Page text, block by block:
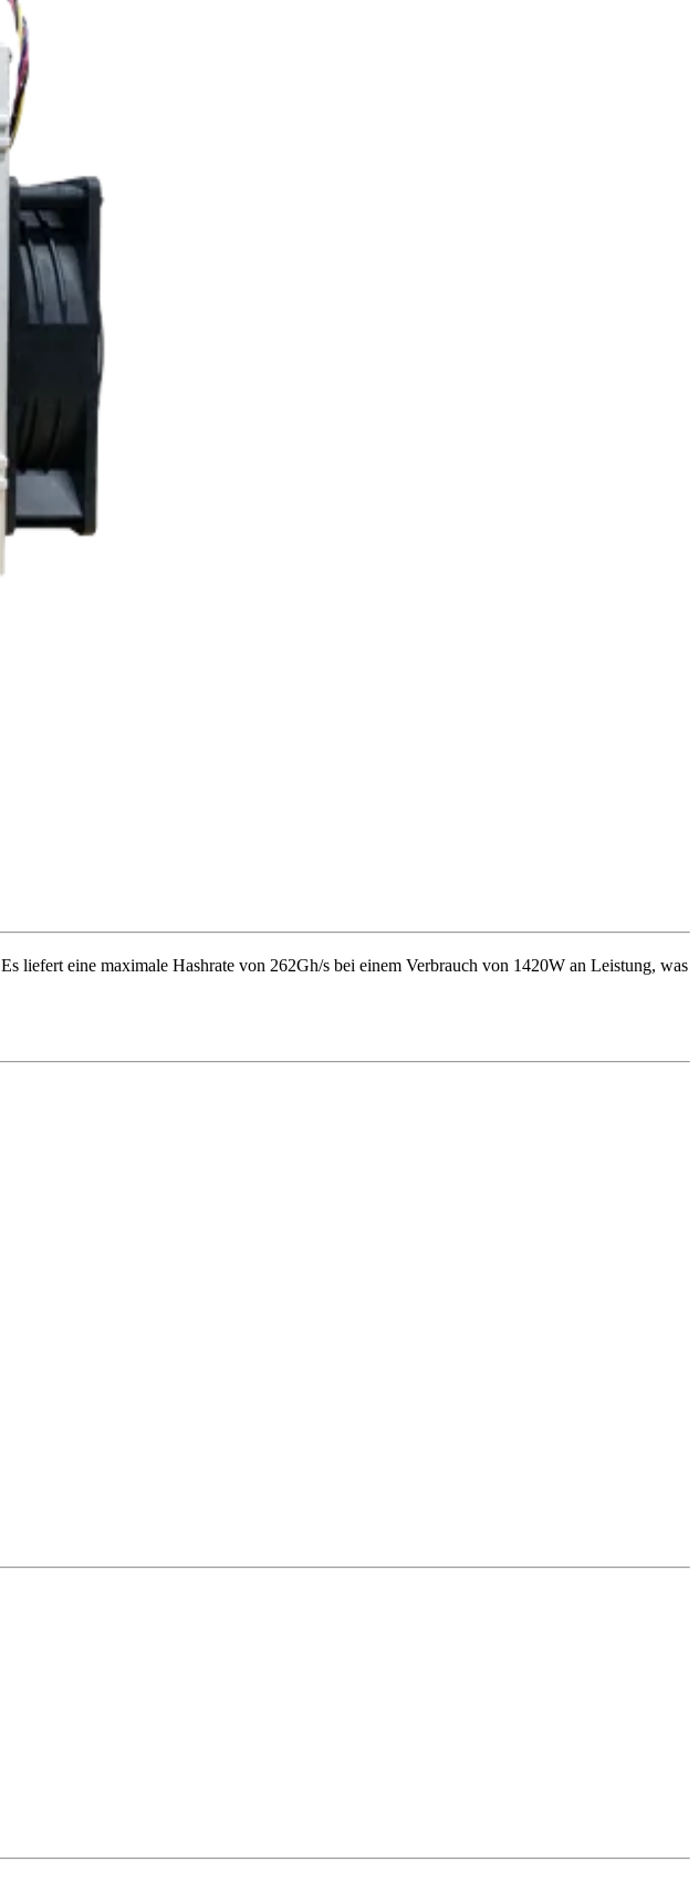
Es liefert eine maximale Hashrate von 262Gh/s bei einem Verbrauch von 1420W an Leistung, was